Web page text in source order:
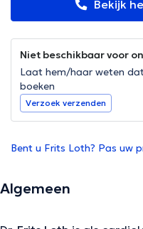
Bekijk
Niet beschikbaar voor
Laat hem/haar weten
boeken
Verzoek verzenden
Bent u Frits Loth? Pas uw
Algemeen